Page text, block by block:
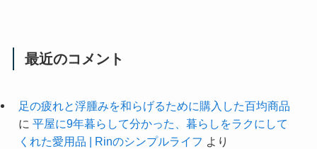
最近のコメント
足の疲れと浮腫みを和らげるために購入した百均商品
に 平屋に9年暮らして分かった、暮らしをラクにして
くれた愛用品 | Rinのシンプルライフ より